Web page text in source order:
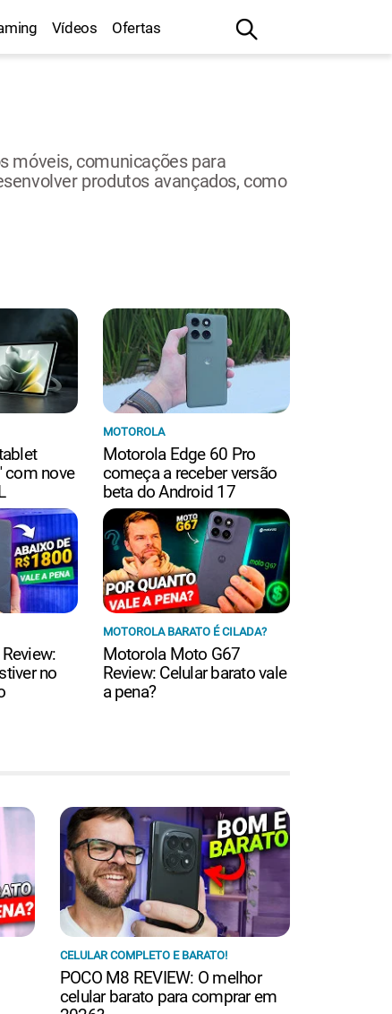
Vídeos Ofertas
móveis, comunicações para
produtos avançados, como
com nove
MOTOROLA
Motorola Edge 60 Pro
começa a receber versão
beta do Android 17
no
MOTOROLA BARATO É CILADA?
Motorola Moto G67
Review: Celular barato vale
a pena?
CELULAR COMPLETO E BARATO!
POCO M8 REVIEW: O melhor
celular barato para comprar em